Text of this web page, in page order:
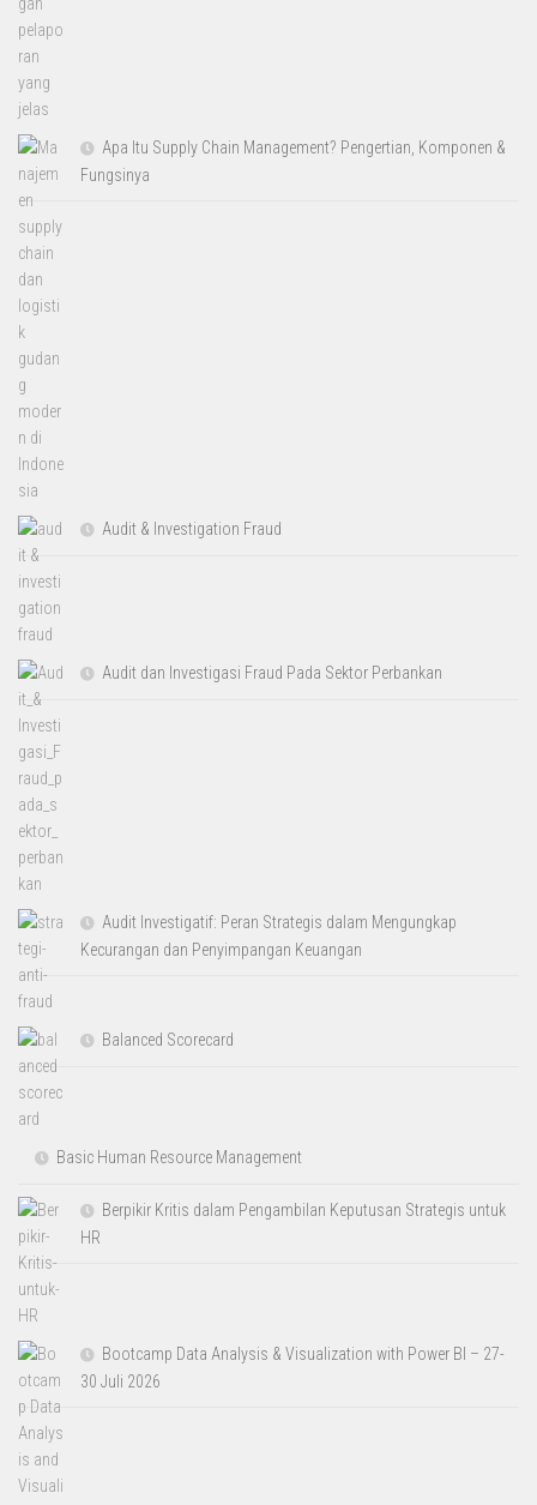
Apa Itu Supply Chain Management? Pengertian, Komponen &
Fungsinya
Audit & Investigation Fraud
Audit dan Investigasi Fraud Pada Sektor Perbankan
Audit Investigatif: Peran Strategis dalam Mengungkap
Kecurangan dan Penyimpangan Keuangan
Balanced Scorecard
Basic Human Resource Management
Berpikir Kritis dalam Pengambilan Keputusan Strategis untuk
HR
Bootcamp Data Analysis & Visualization with Power BI – 27-
30 Juli 2026